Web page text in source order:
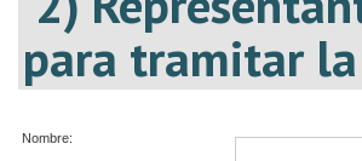
para tramitar
Nombre: